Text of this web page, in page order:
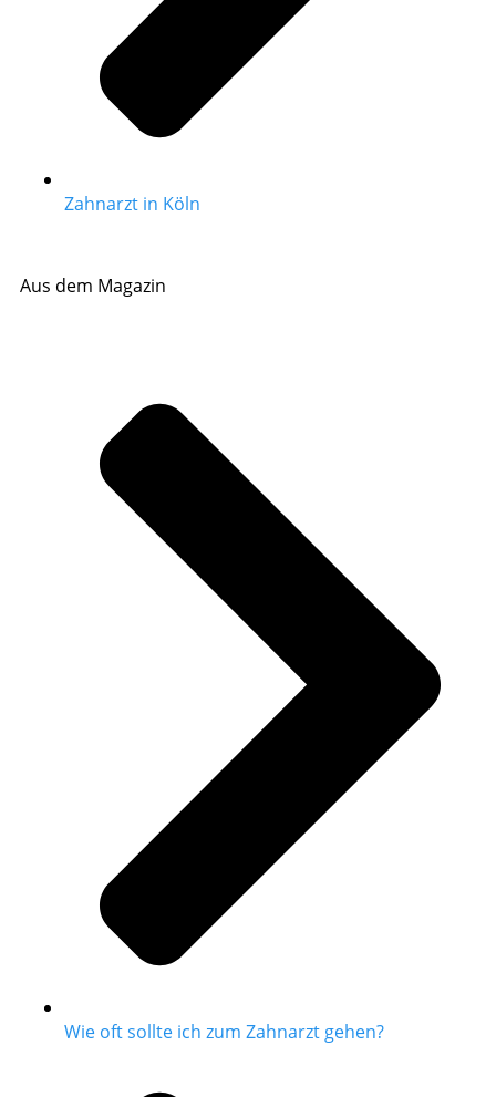
Zahnarzt in Köln
Aus dem Magazin
Wie oft sollte ich zum Zahnarzt gehen?